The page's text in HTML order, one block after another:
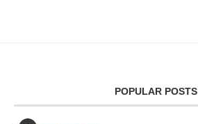
POPULAR POSTS